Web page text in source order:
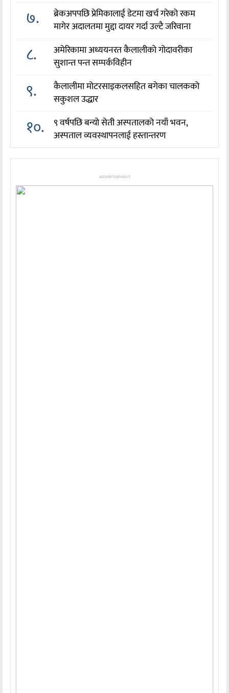
७.
ब्रेकअपपछि प्रेमिकालाई डेटमा खर्च गरेको रकम
मागेर अदालतमा मुद्दा दायर गर्दा उल्टै जरिवाना
८.
अमेरिकामा अध्ययनरत कैलालीको गोदावरीका
सुशान्त पन्त सम्पर्कविहीन
९.
कैलालीमा मोटरसाइकलसहित बगेका चालकको
सकुशल उद्धार
१०.
९ वर्षपछि बन्यो सेती अस्पतालको नयाँ भवन,
अस्पताल व्यवस्थापनलाई हस्तान्तरण
ADVERTISEMENT